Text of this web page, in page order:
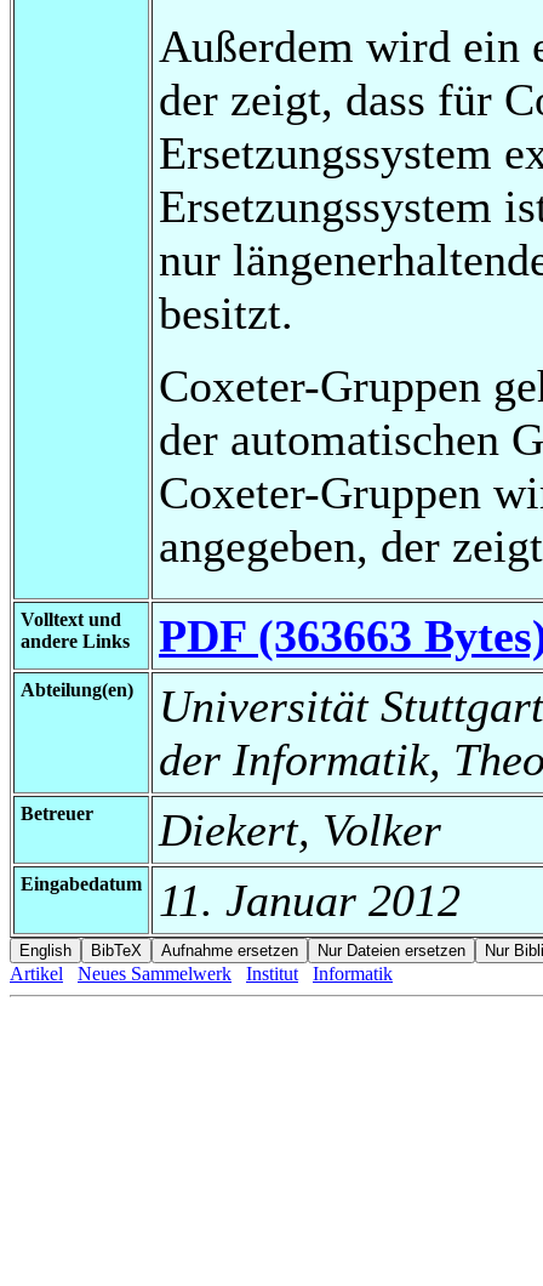
Außerdem wird ein
der zeigt, dass für
Ersetzungssystem
Ersetzungssystem
nur
besitzt.
Coxeter-Gruppen
der automatischen
Coxeter-Gruppen
angegeben, der
Volltext und
andere Links
PDF (363663
Abteilung(en)
Universität
der Informatik,
Betreuer Diekert, Volker
Eingabedatum 11. Januar 2012
Artikel Neues Sammelwerk Institut Informatik